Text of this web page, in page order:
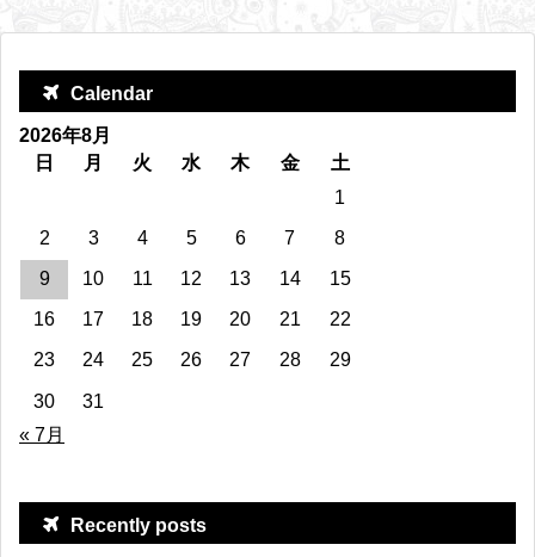
Calendar
2026年8月
日
月 火 水 木 金
土
1
2
3 4 5 6 7
8
9
10 11 12 13 14
15
16
17 18 19 20 21
22
23
24 25 26 27 28 29
30
31
« 7月
Recently posts